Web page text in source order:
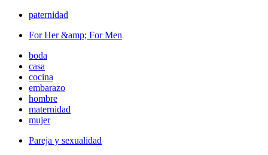
paternidad
For Her &amp; For Men
boda
casa
cocina
embarazo
hombre
maternidad
mujer
Pareja y sexualidad